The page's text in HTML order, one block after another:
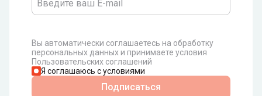
Вы автоматически соглашаетесь на обработку
персональных данных и принимаете условия
Пользовательских соглашений
Я соглашаюсь с условиями
Подписаться